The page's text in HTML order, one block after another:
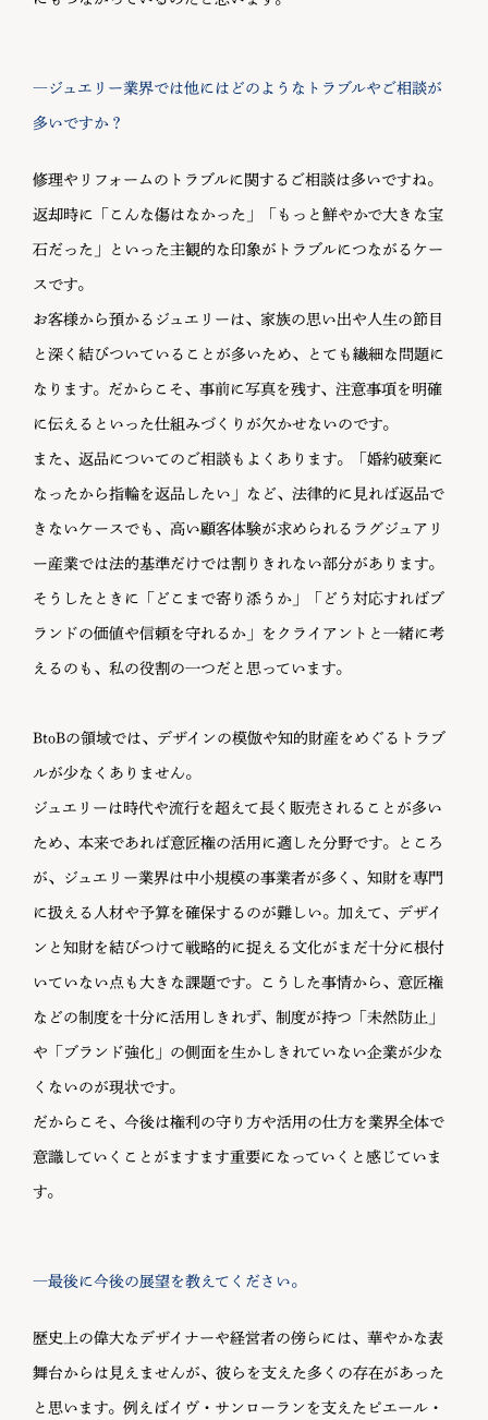
―ジュエリー業界では他にはどのようなトラブルやご相談が
多いですか？
修理やリフォームのトラブルに関するご相談は多いですね。
返却時に「こんな傷はなかった」「もっと鮮やかで大きな宝
石だった」といった主観的な印象がトラブルにつながるケー
スです。
お客様から預かるジュエリーは、家族の思い出や人生の節目
と深く結びついていることが多いため、とても繊細な問題に
なります。だからこそ、事前に写真を残す、注意事項を明確
に伝えるといった仕組みづくりが欠かせないのです。
また、返品についてのご相談もよくあります。「婚約破棄に
なったから指輪を返品したい」など、法律的に見れば返品で
きないケースでも、高い顧客体験が求められるラグジュアリ
ー産業では法的基準だけでは割りきれない部分があります。
そうしたときに「どこまで寄り添うか」「どう対応すればブ
ランドの価値や信頼を守れるか」をクライアントと一緒に考
えるのも、私の役割の一つだと思っています。
BtoBの領域では、デザインの模倣や知的財産をめぐるトラブ
ルが少なくありません。
ジュエリーは時代や流行を超えて長く販売されることが多い
ため、本来であれば意匠権の活用に適した分野です。ところ
が、ジュエリー業界は中小規模の事業者が多く、知財を専門
に扱える人材や予算を確保するのが難しい。加えて、デザイ
ンと知財を結びつけて戦略的に捉える文化がまだ十分に根付
いていない点も大きな課題です。こうした事情から、意匠権
などの制度を十分に活用しきれず、制度が持つ「未然防止」
や「ブランド強化」の側面を生かしきれていない企業が少な
くないのが現状です。
だからこそ、今後は権利の守り方や活用の仕方を業界全体で
意識していくことがますます重要になっていくと感じていま
す。
―最後に今後の展望を教えてください。
歴史上の偉大なデザイナーや経営者の傍らには、華やかな表
舞台からは見えませんが、彼らを支えた多くの存在があった
と思います。例えばイヴ・サンローランを支えたピエール・